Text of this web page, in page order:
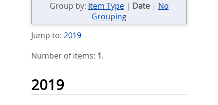
Group by: Item Type| Date| No
Grouping
Jump to: 2019
Number of items: 1.
2019